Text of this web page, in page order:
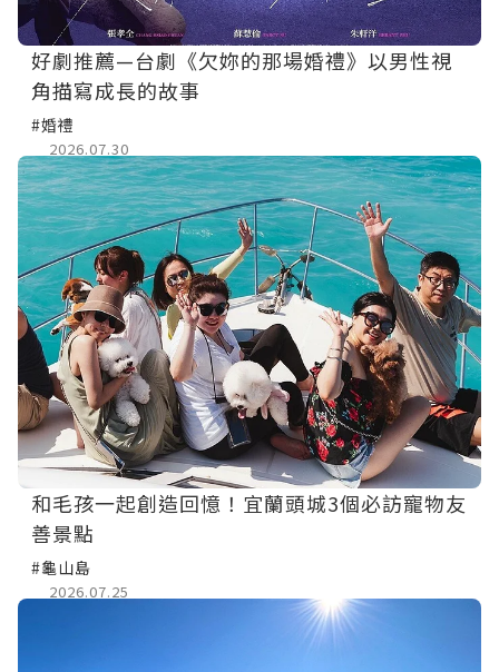
好劇推薦—台劇《欠妳的那場婚禮》以男性視
角描寫成長的故事
#婚禮
2026.07.30
和毛孩一起創造回憶！宜蘭頭城3個必訪寵物友
善景點
#龜山島
2026.07.25